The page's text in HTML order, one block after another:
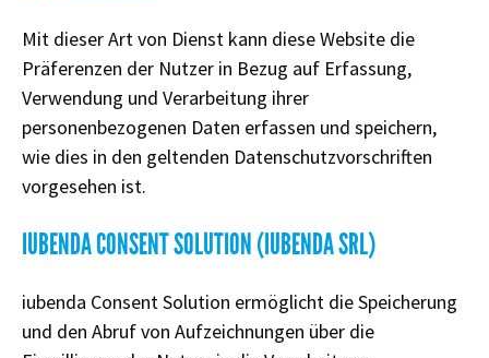
Mit dieser Art von Dienst kann diese Website die
Präferenzen der Nutzer in Bezug auf Erfassung,
Verwendung und Verarbeitung ihrer
personenbezogenen Daten erfassen und speichern,
wie dies in den geltenden Datenschutzvorschriften
vorgesehen ist.
IUBENDA CONSENT SOLUTION (IUBENDA SRL)
iubenda Consent Solution ermöglicht die Speicherung
und den Abruf von Aufzeichnungen über die